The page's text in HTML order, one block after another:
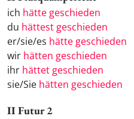
ich hätte geschieden
du hättest geschieden
er/sie/es hätte geschieden
wir hätten geschieden
ihr hättet geschieden
sie/Sie hätten geschieden
II Futur 2